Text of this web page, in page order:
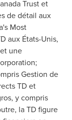
Trust et
de détail aux
Most
aux États-Unis,
une
Gestion de
TD et
y compris
la TD figure